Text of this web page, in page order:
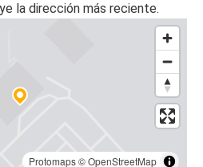
la dirección más reciente.
Protomaps©OpenStreetMap